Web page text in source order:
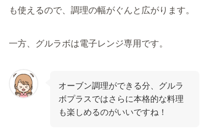
も使えるので、調理の幅がぐんと広がります。
一方、グルラボは電子レンジ専用です。
オーブン調理ができる分、グルラ
ボプラスではさらに本格的な料理
も楽しめるのがいいですね！